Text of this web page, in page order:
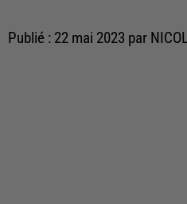
Publié : 22 mai 2023 par